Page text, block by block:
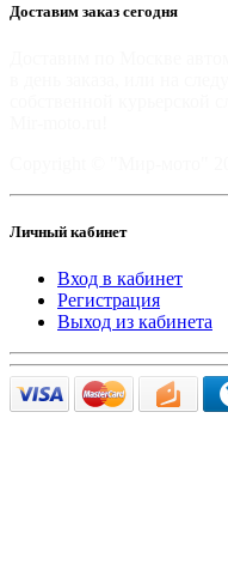
Доставим заказ сегодня
Личный кабинет
Вход в кабинет
Регистрация
Выход из кабинета